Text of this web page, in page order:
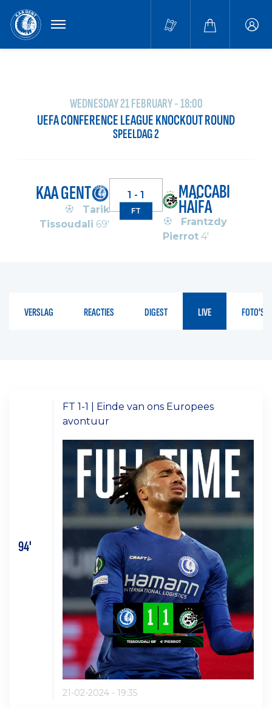
MENU
WEDNESDAY 21 FEBRUARY - 18:00
UEFA CONFERENCE LEAGUE KNOCKOUT ROUND
SPEELDAG 2
KAA GENT
Tarik
Tissoudali 69'
1 - 1
FT
MACCABI
HAÏFA
Frantzdy
Pierrot 4'
VERSLAG REACTIES DIGEST LIVE FOTO'S
94'
FT 1-1 | Einde van ons Europees
avontuur
21-02-2024 - 19:35